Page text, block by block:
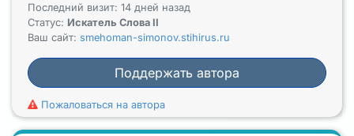
Последний визит: 14 дней назад
Статус: Искатель Слова II
Ваш сайт: smehoman-simonov.stihirus.ru
Поддержать автора
Пожаловаться на автора